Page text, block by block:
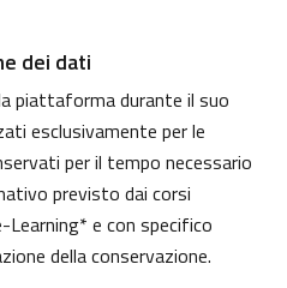
dei dati
piattaforma durante il suo
esclusivamente per le
per il tempo necessario
previsto dai corsi
e con specifico
della conservazione.